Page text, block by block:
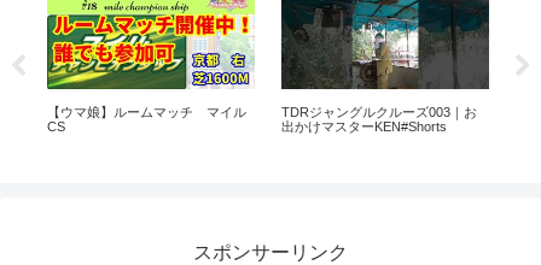
【ウマ娘】ルームマッチ マイル
CS
TDRジャングルクルーズ003｜お
出かけマスターKEN#Shorts
スポンサーリンク